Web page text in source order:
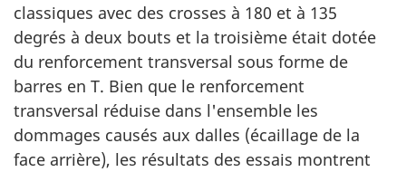
classiques avec des crosses à 180 et à 135
degrés à deux bouts et la troisième était dotée
du renforcement transversal sous forme de
barres en T. Bien que le renforcement
transversal réduise dans l'ensemble les
dommages causés aux dalles (écaillage de la
face arrière), les résultats des essais montrent